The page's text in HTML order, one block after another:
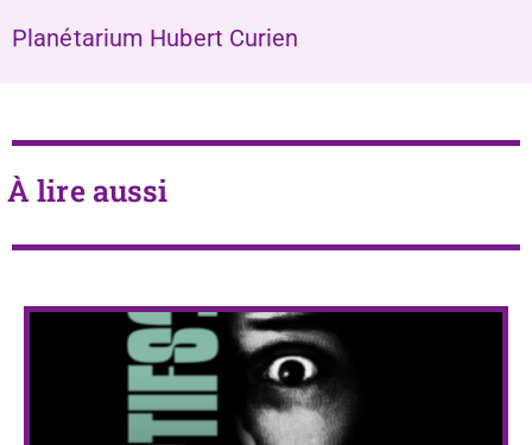
Planétarium Hubert Curien
À lire aussi